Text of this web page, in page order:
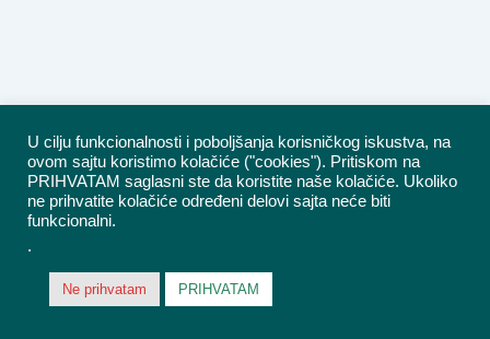
U cilju funkcionalnosti i poboljšanja korisničkog iskustva, na
ovom sajtu koristimo kolačiće ("cookies"). Pritiskom na
PRIHVATAM saglasni ste da koristite naše kolačiće. Ukoliko
ne prihvatite kolačiće određeni delovi sajta neće biti
funkcionalni.
.
Ne prihvatam PRIHVATAM